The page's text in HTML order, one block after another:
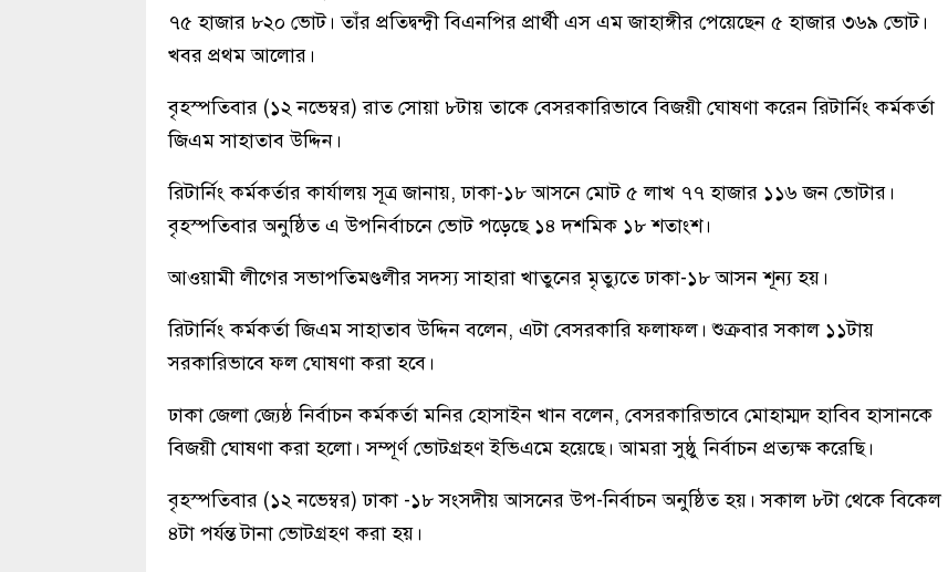
৭৫ হাজার ৮২০ ভোট। তাঁর প্রতিদ্বন্দ্বী বিএনপির প্রার্থী এস এম জাহাঙ্গীর পেয়েছেন ৫ হাজার ৩৬৯ ভোট।
খবর প্রথম আলোর।
বৃহস্পতিবার (১২ নভেম্বর) রাত সোয়া ৮টায় তাকে বেসরকারিভাবে বিজয়ী ঘোষণা করেন রিটার্নিং কর্মকর্তা
জিএম সাহাতাব উদ্দিন।
রিটার্নিং কর্মকর্তার কার্যালয় সূত্র জানায়, ঢাকা-১৮ আসনে মোট ৫ লাখ ৭৭ হাজার ১১৬ জন ভোটার।
বৃহস্পতিবার অনুষ্ঠিত এ উপনির্বাচনে ভোট পড়েছে ১৪ দশমিক ১৮ শতাংশ।
আওয়ামী লীগের সভাপতিমণ্ডলীর সদস্য সাহারা খাতুনের মৃত্যুতে ঢাকা-১৮ আসন শূন্য হয়।
রিটার্নিং কর্মকর্তা জিএম সাহাতাব উদ্দিন বলেন, এটা বেসরকারি ফলাফল। শুক্রবার সকাল ১১টায়
সরকারিভাবে ফল ঘোষণা করা হবে।
ঢাকা জেলা জ্যেষ্ঠ নির্বাচন কর্মকর্তা মনির হোসাইন খান বলেন, বেসরকারিভাবে মোহাম্মদ হাবিব হাসানকে
বিজয়ী ঘোষণা করা হলো। সম্পূর্ণ ভোটগ্রহণ ইভিএমে হয়েছে। আমরা সুষ্ঠু নির্বাচন প্রত্যক্ষ করেছি।
বৃহস্পতিবার (১২ নভেম্বর) ঢাকা -১৮ সংসদীয় আসনের উপ-নির্বাচন অনুষ্ঠিত হয়। সকাল ৮টা থেকে বিকেল
৪টা পর্যন্ত টানা ভোটগ্রহণ করা হয়।